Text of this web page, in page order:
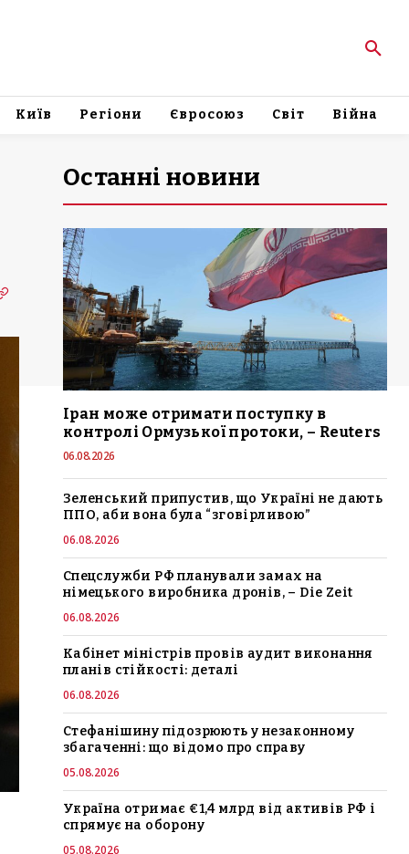
Київ Регіони Євросоюз Світ Війна
Останні новини
Іран може отримати поступку в
контролі Ормузької протоки, – Reuters
06.08.2026
Зеленський припустив, що Україні не дають
ППО, аби вона була “зговірливою”
06.08.2026
Спецслужби РФ планували замах на
німецького виробника дронів, – Die Zeit
06.08.2026
Кабінет міністрів провів аудит виконання
планів стійкості: деталі
06.08.2026
Стефанішину підозрюють у незаконному
збагаченні: що відомо про справу
05.08.2026
Україна отримає €1,4 млрд від активів РФ і
спрямує на оборону
05.08.2026